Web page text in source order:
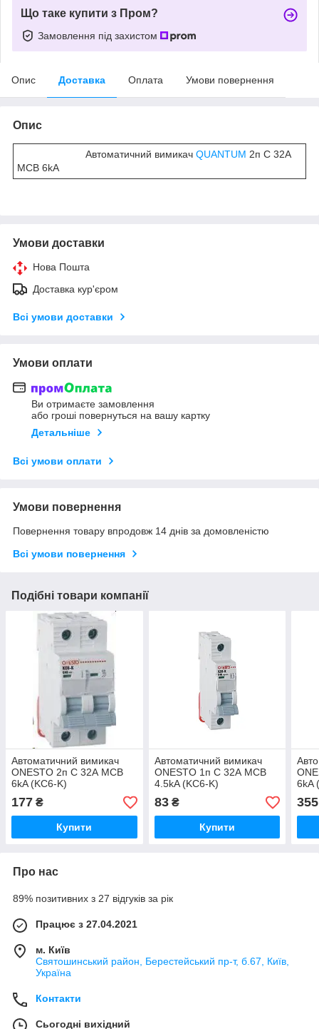
Що таке купити з Пром?
Замовлення під захистом
Опис Доставка Оплата Умови повернення
Опис
Автоматичний вимикач QUANTUM 2п С 32А
MCB 6kA
Умови доставки
Нова Пошта
Доставка кур'єром
Всі умови доставки
Умови оплати
Ви отримаєте замовлення
або гроші повернуться на вашу картку
Детальніше
Всі умови оплати
Умови повернення
Повернення товару впродовж 14 днів за домовленістю
Всі умови повернення
Подібні товари компанії
Автоматичний вимикач
ONESTO 2п С 32А MCB
6kA (KC6-K)
177 ₴
Купити
Автоматичний вимикач
ONESTO 1п С 32А MCB
4.5kA (KC6-K)
83₴
Купити
6kA
355
Про нас
89% позитивних з 27 відгуків за рік
Працює з 27.04.2021
м. Київ
Святошинський район, Берестейський пр-т, б.67, Київ,
Україна
Контакти
Сьогодні вихідний